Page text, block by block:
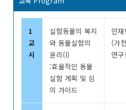
1
교
시
실험동물의 복지
와 동물실험의
윤리(I)
:효율적인 동물
실험 계획 및 심
의 가이드
안
(가
연